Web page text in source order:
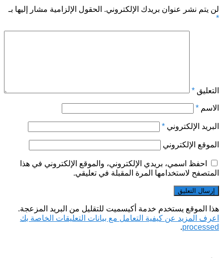
لن يتم نشر عنوان بريدك الإلكتروني. الحقول الإلزامية مشار إليها بـ
*
التعليق *
الاسم *
البريد الإلكتروني *
الموقع الإلكتروني
احفظ اسمي، بريدي الإلكتروني، والموقع الإلكتروني في هذا
المتصفح لاستخدامها المرة المقبلة في تعليقي.
هذا الموقع يستخدم خدمة أكيسميت للتقليل من البريد المزعجة.
اعرف المزيد عن كيفية التعامل مع بيانات التعليقات الخاصة بك
processed
.